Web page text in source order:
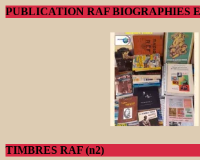
PUBLICATION RAF BIOGRAPHIES
TIMBRES RAF (n2)